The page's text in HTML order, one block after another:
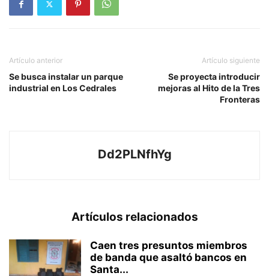
Artículo anterior
Se busca instalar un parque
industrial en Los Cedrales
Artículo siguiente
Se proyecta introducir
mejoras al Hito de la Tres
Fronteras
Dd2PLNfhYg
Artículos relacionados
Caen tres presuntos miembros
de banda que asaltó bancos en
Santa...